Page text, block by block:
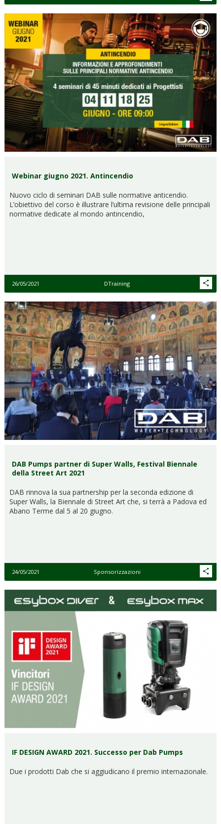
Webinar giugno 2021. Antincendio
Nuovo ciclo di seminari DAB sulle normative anticendio.
L’obiettivo del corso è illustrare l’ultima revisione delle principali
normative dedicate al mondo antincendio,
26/05/2021 DTraining
DAB Pumps partner di Super Walls, Festival Biennale
della Street Art 2021
DAB rinnova la sua partnership per la seconda edizione di
Super Walls, la Biennale di Street Art che, si terrà a Padova ed
Abano Terme dal 5 al 20 giugno.
24/05/2021 Sponsorizzazioni
IF DESIGN AWARD 2021. Successo per Dab Pumps
Due i prodotti Dab che si aggiudicano il premio internazionale.